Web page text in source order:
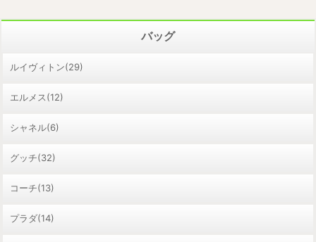
バッグ
ルイヴィトン(29)
エルメス(12)
シャネル(6)
グッチ(32)
コーチ(13)
プラダ(14)